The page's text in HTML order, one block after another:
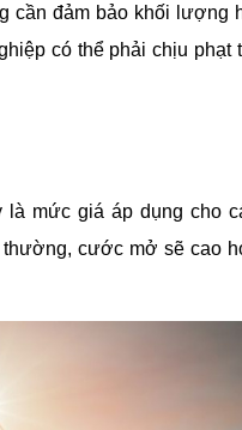
cần đảm bảo khối lượng
có thể phải chịu phạt
là mức giá áp dụng cho
thường, cước mở sẽ cao